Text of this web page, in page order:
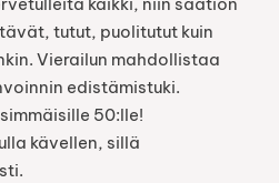
tutut, puolitutut kuin
Vierailun mahdollistaa
edistämistuki.
50:lle!
kävellen, sillä